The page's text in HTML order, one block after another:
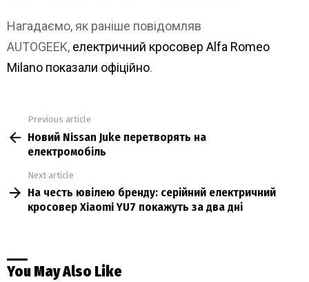
Нагадаємо, як раніше повідомляв
AUTOGEEK, електричний кросовер Alfa Romeo
Milano показали офіційно.
more
Previous article
Новий Nissan Juke перетворять на
електромобіль
Next article
На честь ювілею бренду: серійний електричний
кросовер Xiaomi YU7 покажуть за два дні
You May Also Like